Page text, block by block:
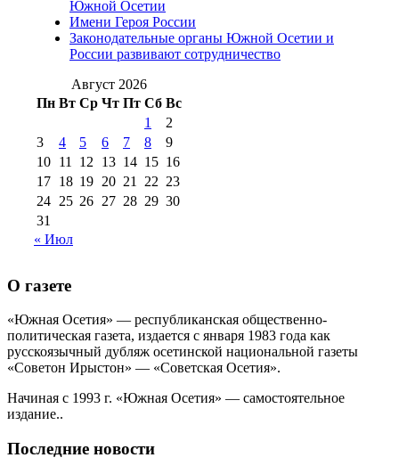
№98 8 августа 2013 г
августа 2012 г(14) №98+99 11 июля
2017 г(9)
№99 4 августа
2016 г(12) №99 8 июля 2014 г
августа 2012 г(11)
августа 2013 г
(12)
Южной Осетии
Имени Героя России
Законодательные органы Южной Осетии и
России развивают сотрудничество
Август 2026
Пн Вт Ср Чт Пт Сб Вс
1
2
3
4 5 6 7 8
9
10 11 12 13 14 15 16
17 18 19 20 21 22 23
24 25 26 27 28 29 30
31
« Июл
О газете
«Южная Осетия» — республиканская общественно-
политическая газета, издается с января 1983 года как
русскоязычный дубляж осетинской национальной газеты
«Советон Ирыстон» — «Советская Осетия».
Начиная с 1993 г. «Южная Осетия» — самостоятельное
издание..
Последние новости